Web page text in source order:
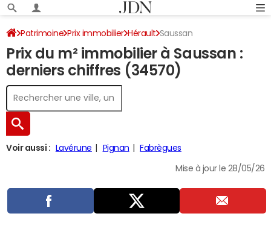
Patrimoine Prix immobilier Hérault Saussan
Prix du m² immobilier à Saussan :
derniers chiffres (34570)
Voir aussi : Lavérune Pignan Fabrègues
Mise à jour le 28/05/26